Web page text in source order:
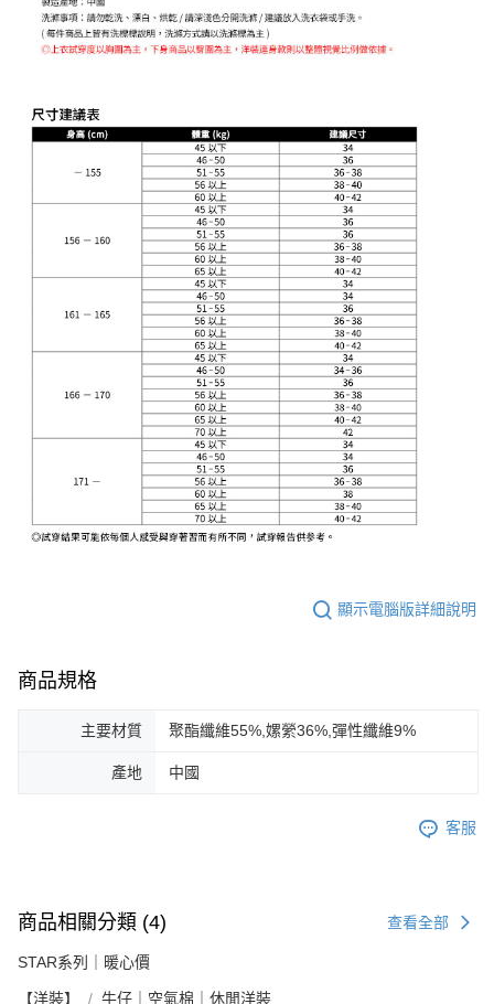
顯示電腦版詳細說明
商品規格
主要材質 聚酯纖維55%,嫘縈36%,彈性纖維9%
產地 中國
客服
商品相關分類 (4) 查看全部
STAR系列｜暖心價
【洋裝】 牛仔｜空氣棉｜休閒洋裝